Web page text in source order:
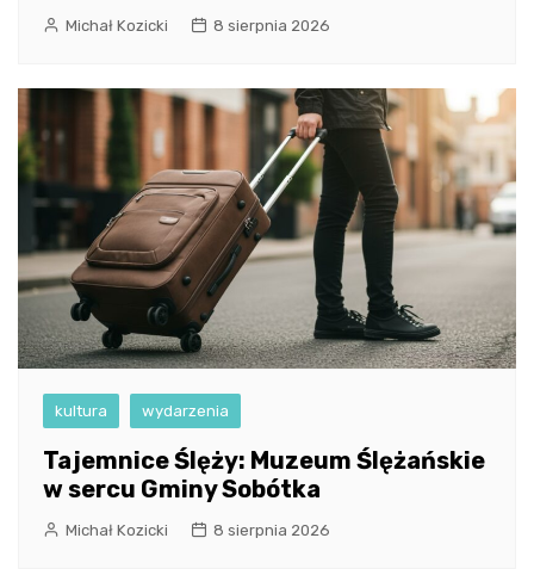
Michał Kozicki 8 sierpnia 2026
kultura wydarzenia
Tajemnice Ślęży: Muzeum Ślężańskie
w sercu Gminy Sobótka
Michał Kozicki 8 sierpnia 2026